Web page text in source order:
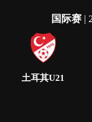
国际赛|
土耳其U21